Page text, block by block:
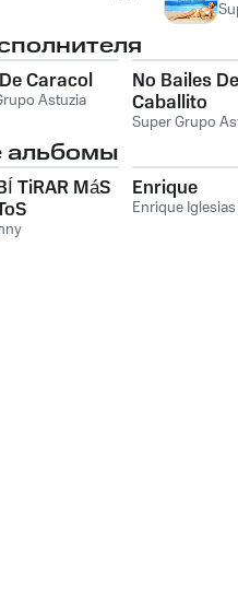
Caracol
Astuzia
No Bailes De
Caballito
Super Grupo
альбомы
TiRAR MáS
Enrique
Enrique Iglesias